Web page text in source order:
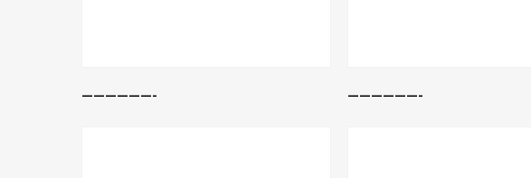
——————- ——————-